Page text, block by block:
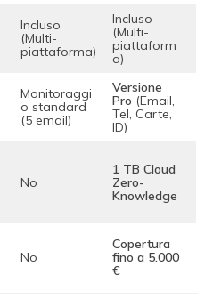
Incluso
(Multi-
piattaforma)
Incluso
(Multi-
piattaform
a)
Monitoraggi
o standard
(5 email)
Versione
Pro (Email,
Tel, Carte,
ID)
No
1 TB Cloud
Zero-
Knowledge
No
Copertura
fino a 5.000
€